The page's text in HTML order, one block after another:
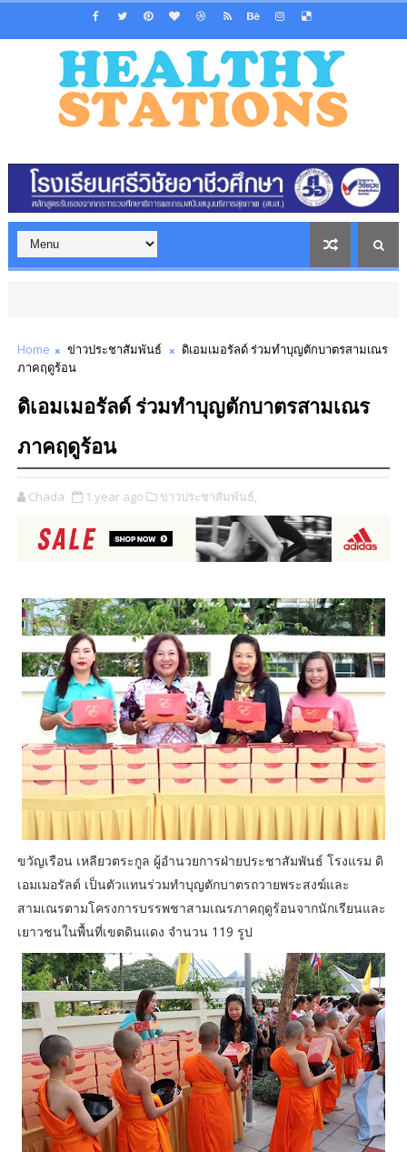
Home ข่าวประชาสัมพันธ์
ดิเอมเมอรัลด์ ร่วมทำบุญตักบาตรสามเณร
ภาคฤดูร้อน
ดิเอมเมอรัลด์ ร่วมทำบุญตักบาตรสามเณร
ภาคฤดูร้อน
Chada 1 year ago ข่าวประชาสัมพันธ์,
ขวัญเรือน เหลียวตระกูล ผู้อำนวยการฝ่ายประชาสัมพันธ์ โรงแรม ดิ
เอมเมอรัลด์ เป็นตัวแทนร่วมทำบุญตักบาตรถวายพระสงฆ์และ
สามเณรตามโครงการบรรพชาสามเณรภาคฤดูร้อนจากนักเรียนและ
เยาวชนในพื้นที่เขตดินแดง จำนวน 119 รูป